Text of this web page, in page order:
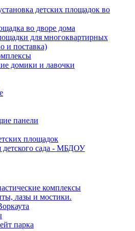
детских площадок во
во дворе дома
для многоквартирных
и поставка)
домики и лавочки
панели
площадок
детского сада - МБДОУ
комплексы
лазы и мостики.
парка